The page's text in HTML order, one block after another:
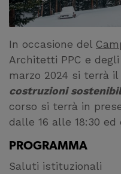
In occasione del
Architetti PPC e
marzo 2024 si terrà il
costruzioni
corso si terrà in
dalle 16 alle 18:30 ed
PROGRAMMA
Saluti istituzionali